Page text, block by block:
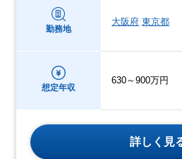
勤務地
大阪府 東京都
想定年収
630～900万円
詳しく見